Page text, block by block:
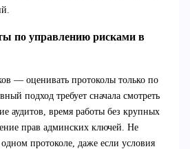
по управлению рисками в
— оценивать протоколы только по
подход требует сначала смотреть
аудитов, время работы без крупных
прав админских ключей. Не
протоколе, даже если условия